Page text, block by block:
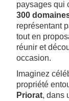
paysages qui
300
représentant
tout en
réunir et
occasion.
Imaginez
propriété
Priorat, dans